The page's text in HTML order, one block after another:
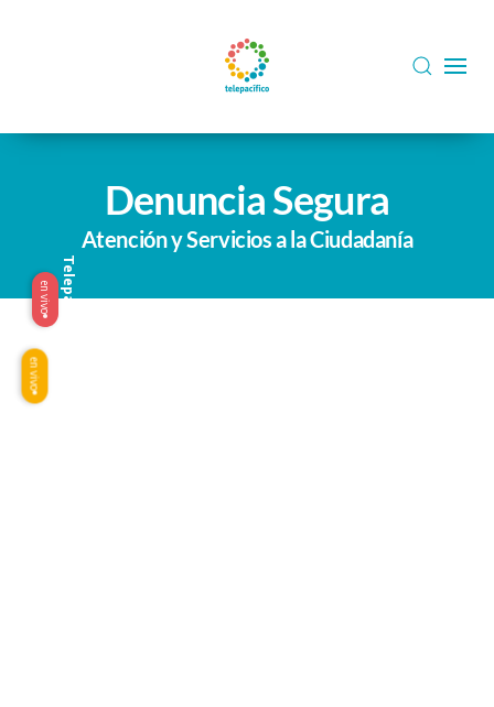
Denuncia Segura
Atención y Servicios a la Ciudadanía
Telepacífico
en vivo
en vivo